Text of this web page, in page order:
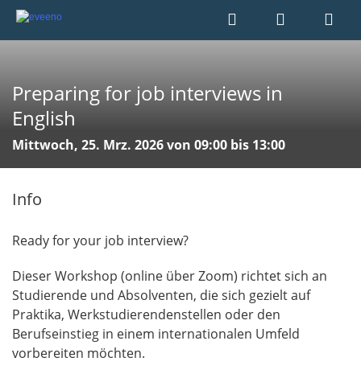
Preparing for job interviews in
English
Mittwoch, 25. Mrz. 2026 von 09:00 bis 13:00
Info
Ready for your job interview?
Dieser Workshop (online über Zoom) richtet sich an
Studierende und Absolventen, die sich gezielt auf
Praktika, Werkstudierendenstellen oder den
Berufseinstieg in einem internationalen Umfeld
vorbereiten möchten.